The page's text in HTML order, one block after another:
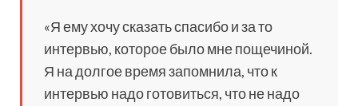
«Я ему хочу сказать спасибо и за то
интервью, которое было мне пощечиной.
Я на долгое время запомнила, что к
интервью надо готовиться, что не надо